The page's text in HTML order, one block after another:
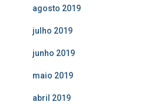
agosto 2019
julho 2019
junho 2019
maio 2019
abril 2019